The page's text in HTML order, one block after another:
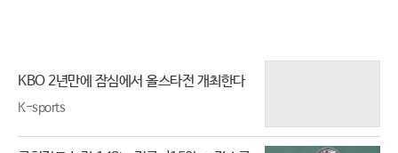
KBO 2년만에 잠심에서 올스타전 개최한다
K-sports